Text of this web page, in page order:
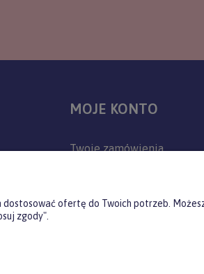
MOJE KONTO
Twoje zamówienia
Przechowalnia
ofertę do Twoich potrzeb.
zgody".